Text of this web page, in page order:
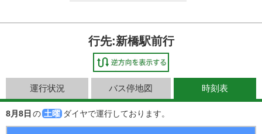
行先:新橋駅前行
運行状況 バス停地図 時刻表
8月8日 の 土曜 ダイヤで運行しております。